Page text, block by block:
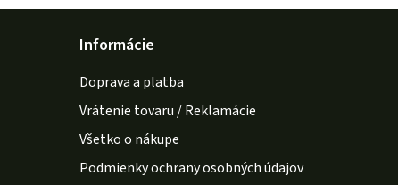
Informácie
Doprava a platba
Vrátenie tovaru / Reklamácie
Všetko o nákupe
Podmienky ochrany osobných údajov